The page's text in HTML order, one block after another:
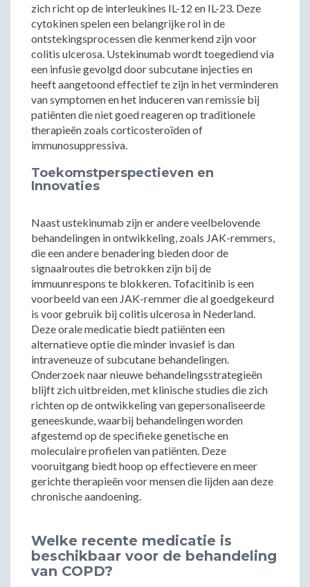
zich richt op de interleukines IL-12 en IL-23. Deze
cytokinen spelen een belangrijke rol in de
ontstekingsprocessen die kenmerkend zijn voor
colitis ulcerosa. Ustekinumab wordt toegediend via
een infusie gevolgd door subcutane injecties en
heeft aangetoond effectief te zijn in het verminderen
van symptomen en het induceren van remissie bij
patiënten die niet goed reageren op traditionele
therapieën zoals corticosteroïden of
immunosuppressiva.
Toekomstperspectieven en
Innovaties
Naast ustekinumab zijn er andere veelbelovende
behandelingen in ontwikkeling, zoals JAK-remmers,
die een andere benadering bieden door de
signaalroutes die betrokken zijn bij de
immuunrespons te blokkeren. Tofacitinib is een
voorbeeld van een JAK-remmer die al goedgekeurd
is voor gebruik bij colitis ulcerosa in Nederland.
Deze orale medicatie biedt patiënten een
alternatieve optie die minder invasief is dan
intraveneuze of subcutane behandelingen.
Onderzoek naar nieuwe behandelingsstrategieën
blijft zich uitbreiden, met klinische studies die zich
richten op de ontwikkeling van gepersonaliseerde
geneeskunde, waarbij behandelingen worden
afgestemd op de specifieke genetische en
moleculaire profielen van patiënten. Deze
vooruitgang biedt hoop op effectievere en meer
gerichte therapieën voor mensen die lijden aan deze
chronische aandoening.
Welke recente medicatie is
beschikbaar voor de behandeling
van COPD?